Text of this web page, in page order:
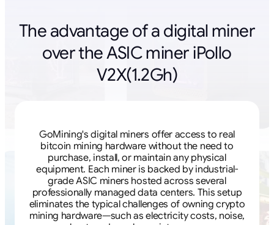
The advantage of a digital miner
over the ASIC miner iPollo
V2X(1.2Gh)
GoMining's digital miners offer access to real
bitcoin mining hardware without the need to
purchase, install, or maintain any physical
equipment. Each miner is backed by industrial-
grade ASIC miners hosted across several
professionally managed data centers. This setup
eliminates the typical challenges of owning crypto
mining hardware—such as electricity costs, noise,